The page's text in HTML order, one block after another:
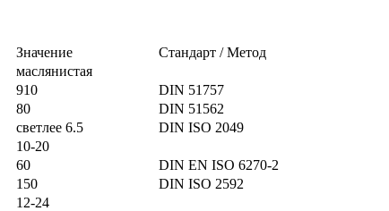
Значение
Стандарт / Метод
маслянистая
910
DIN 51757
80
DIN 51562
светлее 6.5
DIN ISO 2049
10-20
60
DIN EN ISO 6270-2
150
DIN ISO 2592
12-24